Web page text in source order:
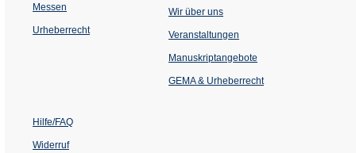
Messen
Urheberrecht
Wir über uns
Veranstaltungen
einem
Tab)
Manuskriptangebote
GEMA & Urheberrecht
Hilfe/FAQ
Widerruf